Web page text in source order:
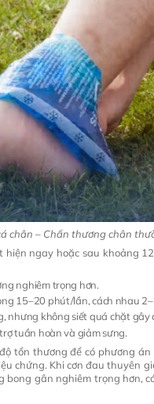
chân – Chấn thương chân
ngay hoặc sau khoảng
nghiêm trọng hơn.
15–20 phút/lần, cách nhau
nhưng không siết quá chặt gây
tuần hoàn và giảm sưng.
tổn thương để có phương
chứng. Khi cơn đau thuyên
bong gân nghiêm trọng hơn,